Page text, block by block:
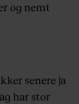
og nemt
senere ja
har stor